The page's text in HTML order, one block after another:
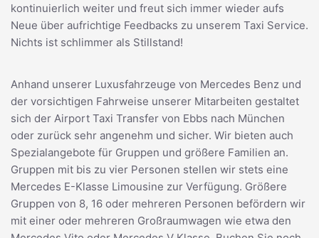
kontinuierlich weiter und freut sich immer wieder aufs
Neue über aufrichtige Feedbacks zu unserem Taxi Service.
Nichts ist schlimmer als Stillstand!
Anhand unserer Luxusfahrzeuge von Mercedes Benz und
der vorsichtigen Fahrweise unserer Mitarbeiten gestaltet
sich der Airport Taxi Transfer von Ebbs nach München
oder zurück sehr angenehm und sicher. Wir bieten auch
Spezialangebote für Gruppen und größere Familien an.
Gruppen mit bis zu vier Personen stellen wir stets eine
Mercedes E-Klasse Limousine zur Verfügung. Größere
Gruppen von 8, 16 oder mehreren Personen befördern wir
mit einer oder mehreren Großraumwagen wie etwa den